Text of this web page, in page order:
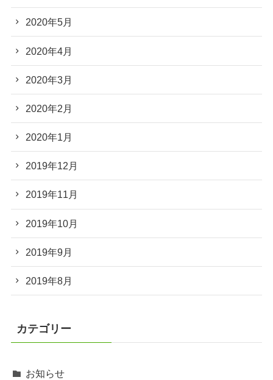
2020年5月
2020年4月
2020年3月
2020年2月
2020年1月
2019年12月
2019年11月
2019年10月
2019年9月
2019年8月
カテゴリー
お知らせ